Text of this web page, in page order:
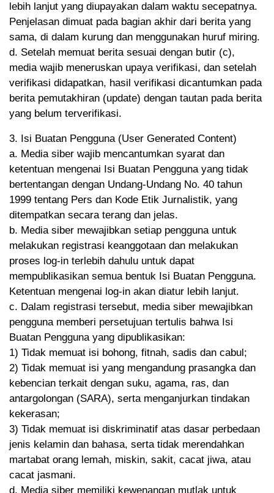
lebih lanjut yang diupayakan dalam waktu secepatnya.
Penjelasan dimuat pada bagian akhir dari berita yang
sama, di dalam kurung dan menggunakan huruf miring.
d. Setelah memuat berita sesuai dengan butir (c),
media wajib meneruskan upaya verifikasi, dan setelah
verifikasi didapatkan, hasil verifikasi dicantumkan pada
berita pemutakhiran (update) dengan tautan pada berita
yang belum terverifikasi.
3. Isi Buatan Pengguna (User Generated Content)
a. Media siber wajib mencantumkan syarat dan
ketentuan mengenai Isi Buatan Pengguna yang tidak
bertentangan dengan Undang-Undang No. 40 tahun
1999 tentang Pers dan Kode Etik Jurnalistik, yang
ditempatkan secara terang dan jelas.
b. Media siber mewajibkan setiap pengguna untuk
melakukan registrasi keanggotaan dan melakukan
proses log-in terlebih dahulu untuk dapat
mempublikasikan semua bentuk Isi Buatan Pengguna.
Ketentuan mengenai log-in akan diatur lebih lanjut.
c. Dalam registrasi tersebut, media siber mewajibkan
pengguna memberi persetujuan tertulis bahwa Isi
Buatan Pengguna yang dipublikasikan:
1) Tidak memuat isi bohong, fitnah, sadis dan cabul;
2) Tidak memuat isi yang mengandung prasangka dan
kebencian terkait dengan suku, agama, ras, dan
antargolongan (SARA), serta menganjurkan tindakan
kekerasan;
3) Tidak memuat isi diskriminatif atas dasar perbedaan
jenis kelamin dan bahasa, serta tidak merendahkan
martabat orang lemah, miskin, sakit, cacat jiwa, atau
cacat jasmani.
d. Media siber memiliki kewenangan mutlak untuk